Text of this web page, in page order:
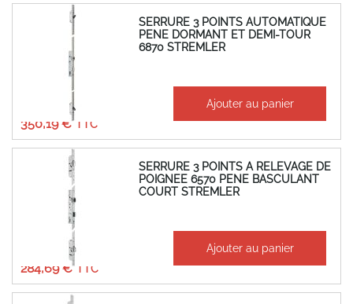
SERRURE 3 POINTS AUTOMATIQUE
PENE DORMANT ET DEMI-TOUR
6870 STREMLER
350,19 €
Ajouter au panier
SERRURE 3 POINTS A RELEVAGE DE
POIGNEE 6570 PENE BASCULANT
COURT STREMLER
284,69 €
237,24 € Ajouter au panier